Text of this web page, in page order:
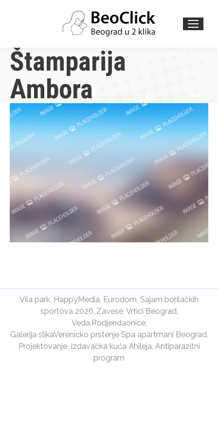
Štamparija
Ambora
Vila park HappyMedia Eurodom Sajam borilačkih
sportova 2026. Zavese, Vrtici Beograd
Veda Rodjendaonice,
Galerija slikaVerenicko prstenje Spa apartmani Beograd
Projektovanje, Izdavačka kuća Ahileja Antiparazitni
program